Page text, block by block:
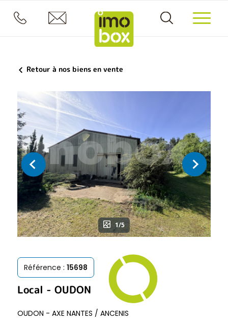
Retour à nos biens en vente
1/5
Local - OUDON
Référence : 15698
OUDON - AXE NANTES / ANCENIS